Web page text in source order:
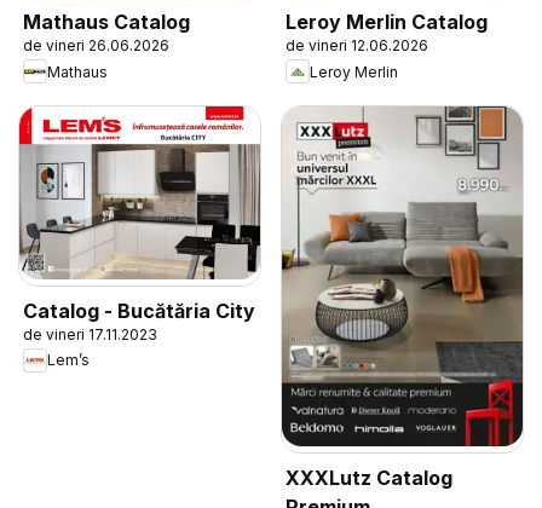
Mathaus Catalog
de vineri 26.06.2026
Mathaus
Leroy Merlin Catalog
de vineri 12.06.2026
Leroy Merlin
Catalog - Bucătăria City
de vineri 17.11.2023
Lem’s
XXXLutz Catalog